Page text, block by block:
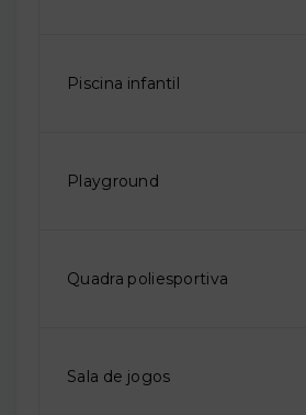
Piscina infantil
Playground
Quadra poliesportiva
Sala de jogos